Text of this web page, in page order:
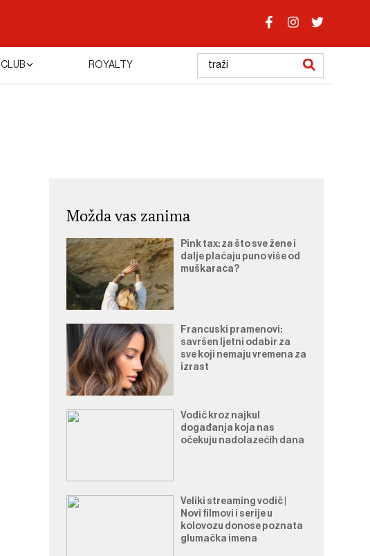
ROYALTY
Možda vas zanima
Pink tax: za što sve žene i
dalje plaćaju puno više od
muškaraca?
Francuski pramenovi:
savršen ljetni odabir za
sve koji nemaju vremena za
izrast
Vodič kroz najkul
događanja koja nas
očekuju nadolazećih dana
Veliki streaming vodič |
Novi filmovi i serije u
kolovozu donose poznata
glumačka imena